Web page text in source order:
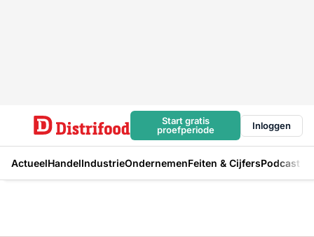
Start gratis
proefperiode
Inloggen
ActueelHandelIndustrieOndernemenFeiten & CijfersPodcast